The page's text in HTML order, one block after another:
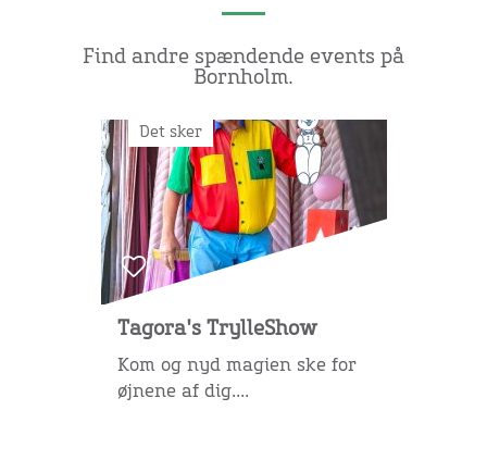
Find andre spændende events på
Bornholm.
Det sker
Tagora's TrylleShow
Kom og nyd magien ske for
øjnene af dig....